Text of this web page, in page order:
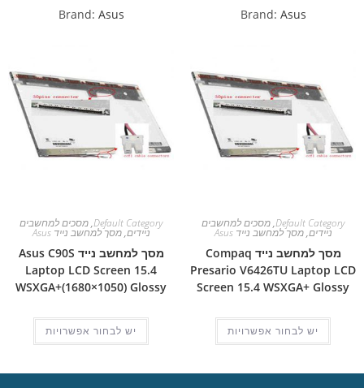
Brand: Asus
Default Category
,מסכים למחשבים
ניידים,מסך למחשב נייד Asus
מסך למחשב נייד Compaq
Presario V6426TU Laptop LCD
Screen 15.4 WSXGA+ Glossy
יש לבחור אפשרויות
Brand: Asus
Default Category
,מסכים למחשבים
ניידים,מסך למחשב נייד Asus
מסך למחשב נייד Asus C90S
Laptop LCD Screen 15.4
WSXGA+(1680×1050) Glossy
יש לבחור אפשרויות